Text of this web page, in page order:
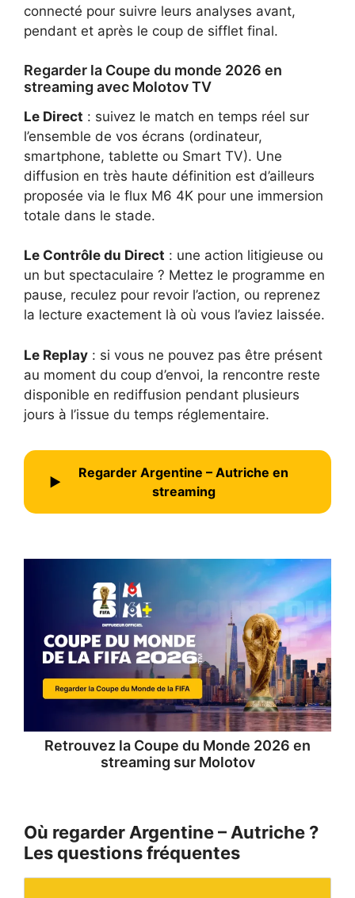
connecté pour suivre leurs analyses avant,
pendant et après le coup de sifflet final.
Regarder la Coupe du monde 2026 en
streaming avec Molotov TV
Le Direct : suivez le match en temps réel sur
l’ensemble de vos écrans (ordinateur,
smartphone, tablette ou Smart TV). Une
diffusion en très haute définition est d’ailleurs
proposée via le flux M6 4K pour une immersion
totale dans le stade.
Le Contrôle du Direct : une action litigieuse ou
un but spectaculaire ? Mettez le programme en
pause, reculez pour revoir l’action, ou reprenez
la lecture exactement là où vous l’aviez laissée.
Le Replay : si vous ne pouvez pas être présent
au moment du coup d’envoi, la rencontre reste
disponible en rediffusion pendant plusieurs
jours à l’issue du temps réglementaire.
▶
Regarder Argentine – Autriche en
streaming
Retrouvez la Coupe du Monde 2026 en
streaming sur Molotov
Où regarder Argentine – Autriche ?
Les questions fréquentes